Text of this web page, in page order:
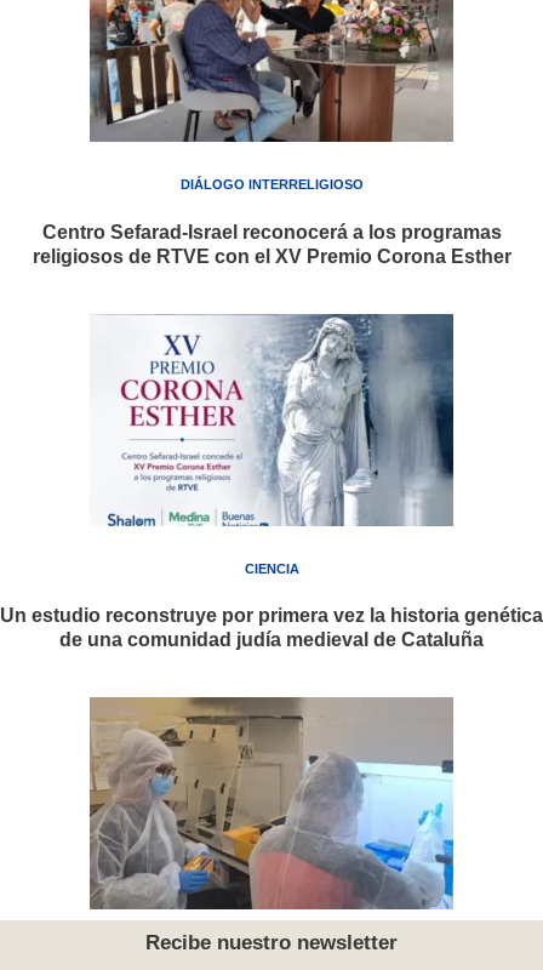
DIÁLOGO INTERRELIGIOSO
Centro Sefarad-Israel reconocerá a los programas
religiosos de RTVE con el XV Premio Corona Esther
CIENCIA
Un estudio reconstruye por primera vez la historia genética
de una comunidad judía medieval de Cataluña
Recibe nuestro newsletter